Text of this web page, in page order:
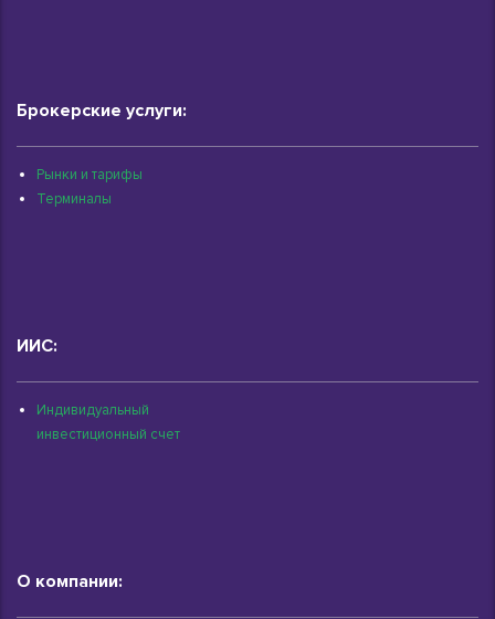
Брокерские услуги:
Рынки и тарифы
Терминалы
ИИС:
Индивидуальный
инвестиционный счет
О компании: